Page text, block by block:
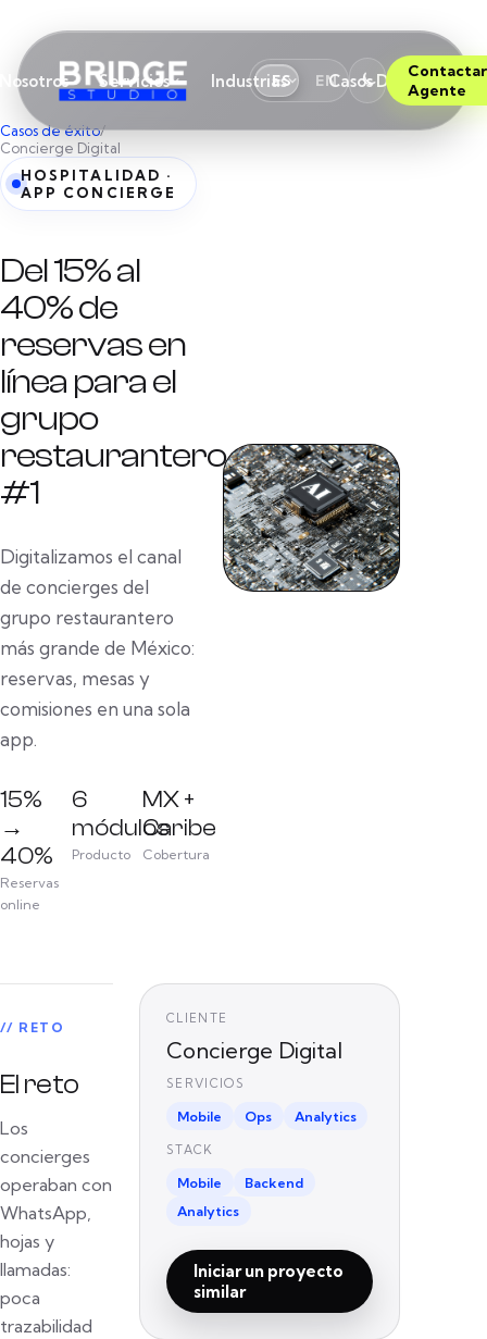
Nosotros Servicios Industrias Casos De Éxito
ES EN
Contactar
Agente
Casos de éxito/
Concierge Digital
HOSPITALIDAD ·
APP CONCIERGE
Del 15% al
40% de
reservas en
línea para el
grupo
restaurantero
#1
Digitalizamos el canal
de concierges del
grupo restaurantero
más grande de México:
reservas, mesas y
comisiones en una sola
app.
15%
→
40%
Reservas
online
6
módulos
Producto
MX +
Caribe
Cobertura
// RETO
El reto
Los
concierges
operaban con
WhatsApp,
hojas y
llamadas:
poca
trazabilidad
CLIENTE
Concierge Digital
SERVICIOS
Mobile Ops Analytics
STACK
Mobile
Backend
Analytics
Iniciar un proyecto
similar